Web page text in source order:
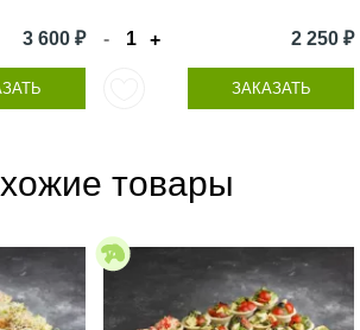
3 600 ₽ - + 2 250 ₽
ЗАКАЗАТЬ
товары